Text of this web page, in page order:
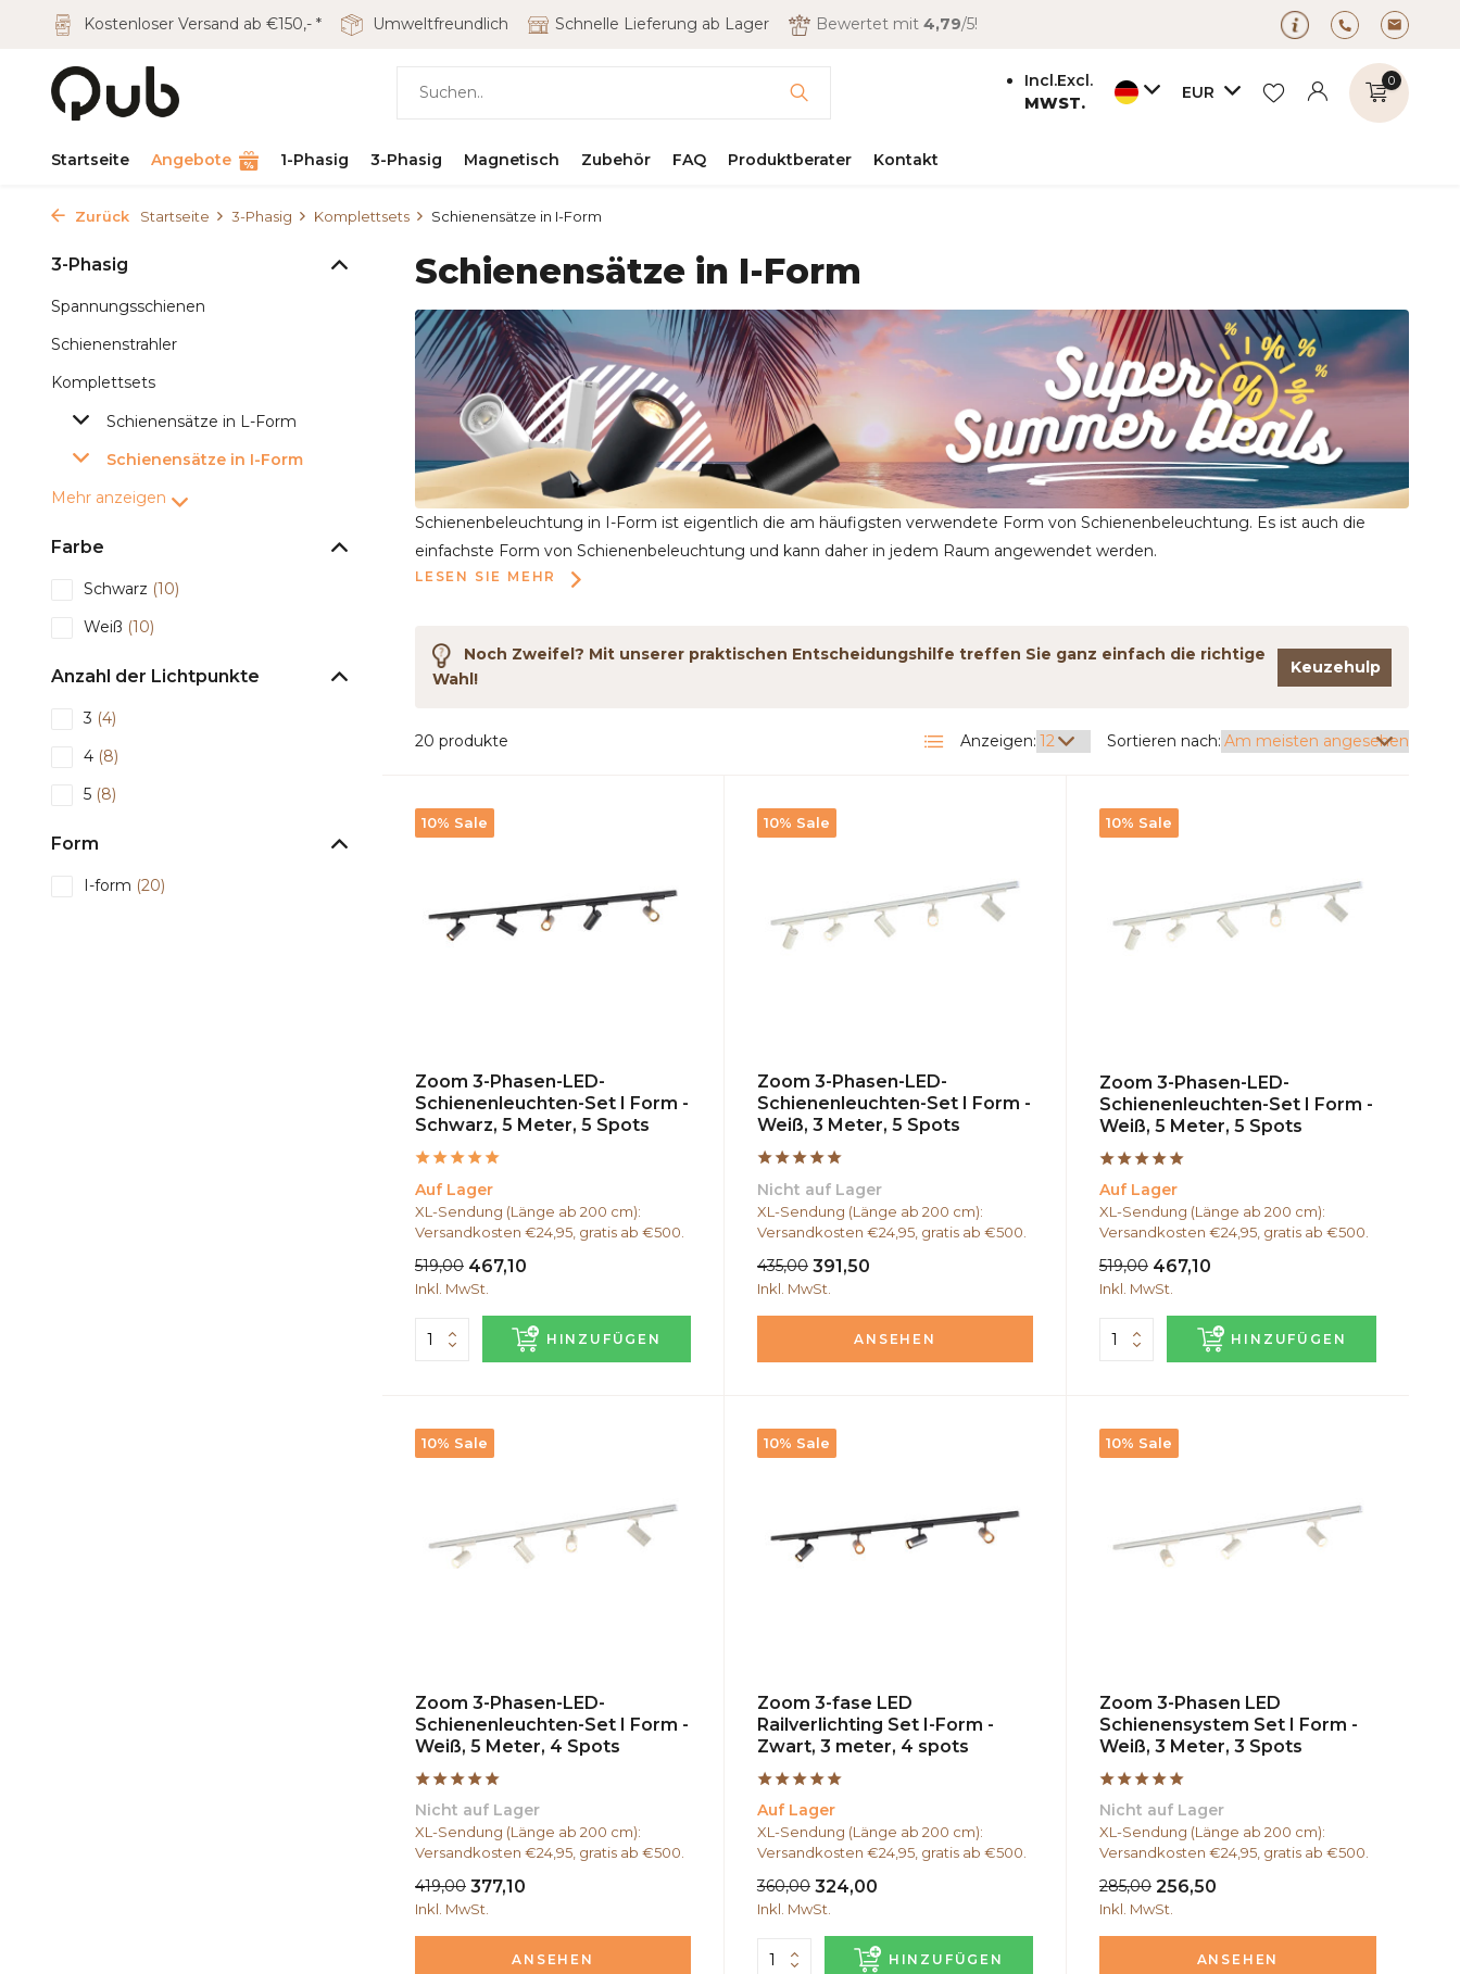
Kostenloser Versand ab €150,- * Umweltfreundlich Schnelle Lieferung ab Lager Bewertet mit 4,79/5!
Incl.Excl.
MWST.
EUR
anlegen
anlegen
0
Startseite Angebote 1-Phasig 3-Phasig Magnetisch Zubehör FAQ Produktberater Kontakt
Zurück Startseite 3-Phasig Komplettsets Schienensätze in I-Form
3-Phasig
Spannungsschienen
Schienenstrahler
Komplettsets
Schienensätze in L-Form
Schienensätze in I-Form
Mehr anzeigen
Farbe
Schwarz (10)
Weiß (10)
Anzahl der Lichtpunkte
3 (4)
4 (8)
5 (8)
Form
I-form (20)
Schienensätze in I-Form
Schienenbeleuchtung in I-Form ist eigentlich die am häufigsten verwendete Form von Schienenbeleuchtung. Es ist auch die
einfachste Form von Schienenbeleuchtung und kann daher in jedem Raum angewendet werden.
LESEN SIE MEHR
Noch Zweifel? Mit unserer praktischen Entscheidungshilfe treffen Sie ganz einfach die richtige
Wahl!
Keuzehulp
20 produkte Anzeigen: Sortieren nach:
10% Sale
Zoom 3-Phasen-LED-
Schienenleuchten-Set I Form -
Schwarz, 5 Meter, 5 Spots
Auf Lager
XL-Sendung (Länge ab 200 cm):
Versandkosten €24,95, gratis ab €500.
519,00 467,10
Inkl. MwSt.
HINZUFÜGEN
10% Sale
Zoom 3-Phasen-LED-
Schienenleuchten-Set I Form -
Weiß, 3 Meter, 5 Spots
Nicht auf Lager
XL-Sendung (Länge ab 200 cm):
Versandkosten €24,95, gratis ab €500.
435,00 391,50
Inkl. MwSt.
ANSEHEN
10% Sale
Zoom 3-Phasen-LED-
Schienenleuchten-Set I Form -
Weiß, 5 Meter, 5 Spots
Auf Lager
XL-Sendung (Länge ab 200 cm):
Versandkosten €24,95, gratis ab €500.
519,00 467,10
Inkl. MwSt.
HINZUFÜGEN
10% Sale
Zoom 3-Phasen-LED-
Schienenleuchten-Set I Form -
Weiß, 5 Meter, 4 Spots
Nicht auf Lager
XL-Sendung (Länge ab 200 cm):
Versandkosten €24,95, gratis ab €500.
419,00 377,10
Inkl. MwSt.
ANSEHEN
10% Sale
Zoom 3-fase LED
Railverlichting Set I-Form -
Zwart, 3 meter, 4 spots
Auf Lager
XL-Sendung (Länge ab 200 cm):
Versandkosten €24,95, gratis ab €500.
360,00 324,00
Inkl. MwSt.
HINZUFÜGEN
10% Sale
Zoom 3-Phasen LED
Schienensystem Set I Form -
Weiß, 3 Meter, 3 Spots
Nicht auf Lager
XL-Sendung (Länge ab 200 cm):
Versandkosten €24,95, gratis ab €500.
285,00 256,50
Inkl. MwSt.
ANSEHEN